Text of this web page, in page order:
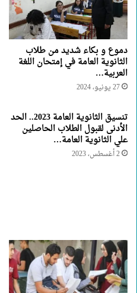
دموع و بكاء شديد من طلاب
الثانوية العامة في إمتحان اللغة
العربية…
27 يونيو، 2024
تنسيق الثانوية العامة 2023.. الحد
الأدنى لقبول الطلاب الحاصلين
علي الثانوية العامة…
2 أغسطس، 2023